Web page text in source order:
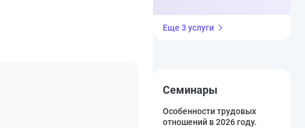
Еще 3 услуги
Семинары
Особенности трудовых
отношений в 2026 году.